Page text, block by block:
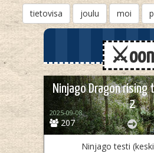
tietovisa joulu moi
⚔️oon
Ninjago Dragon
2
207
2025-09-08
Ninjago testi